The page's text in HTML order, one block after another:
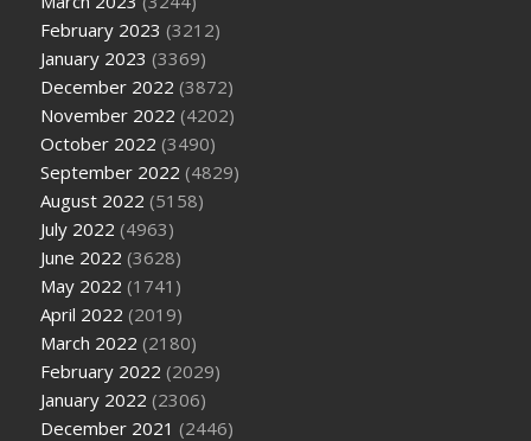
February 2023 (3212)
January 2023 (3369)
December 2022 (3872)
November 2022 (4202)
October 2022 (3490)
September 2022 (4829)
August 2022 (5158)
July 2022 (4963)
June 2022 (3628)
May 2022 (1741)
April 2022 (2019)
March 2022 (2180)
February 2022 (2029)
January 2022 (2306)
December 2021 (2446)